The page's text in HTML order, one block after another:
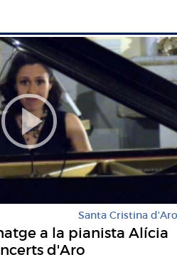
Santa Cristina d'Aro
a la pianista Alícia
d'Aro